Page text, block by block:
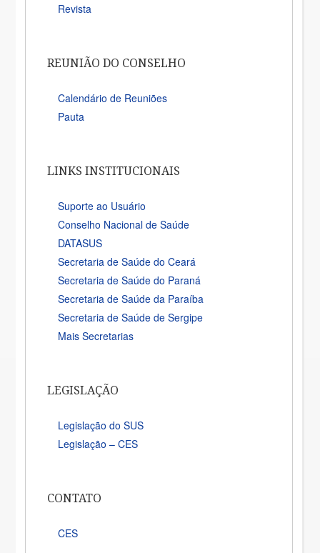
Revista
REUNIÃO DO CONSELHO
Calendário de Reuniões
Pauta
LINKS INSTITUCIONAIS
Suporte ao Usuário
Conselho Nacional de Saúde
DATASUS
Secretaria de Saúde do Ceará
Secretaria de Saúde do Paraná
Secretaria de Saúde da Paraíba
Secretaria de Saúde de Sergipe
Mais Secretarias
LEGISLAÇÃO
Legislação do SUS
Legislação – CES
CONTATO
CES